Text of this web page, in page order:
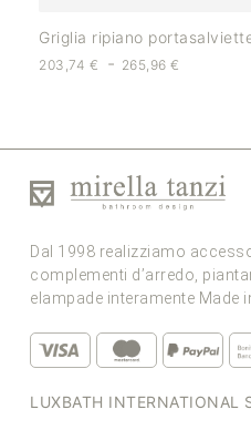
Griglia ripiano
203,74 € - 265,96€
Dal 1998 realizziamo
complementi d’arredo,
elampade interamente Made
LUXBATH INTERNATIONAL